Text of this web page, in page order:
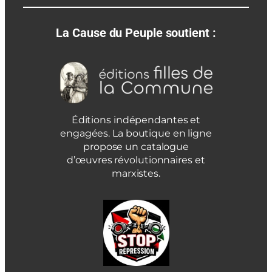
La Cause du Peuple soutient :
Éditions indépendantes et
engagées. La boutique en ligne
propose un catalogue
d’œuvres révolutionnaires et
marxistes.